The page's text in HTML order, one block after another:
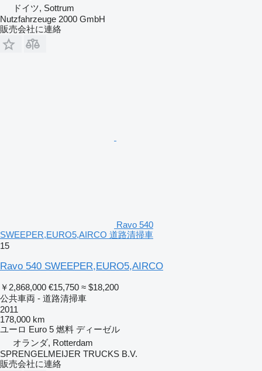
ドイツ, Sottrum
Nutzfahrzeuge 2000 GmbH
販売会社に連絡
Ravo 540
SWEEPER,EURO5,AIRCO 道路清掃車
15
Ravo 540 SWEEPER,EURO5,AIRCO
￥2,868,000 €15,750 ≈ $18,200
公共車両 - 道路清掃車
2011
178,000 km
ユーロ Euro 5 燃料 ディーゼル
オランダ, Rotterdam
SPRENGELMEIJER TRUCKS B.V.
販売会社に連絡